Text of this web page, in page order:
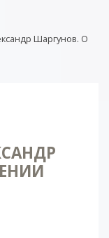
Шаргунов. О